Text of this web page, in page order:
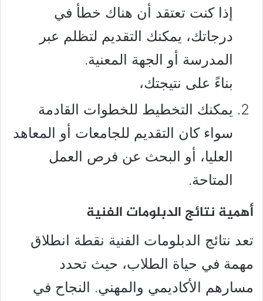
إذا كنت تعتقد أن هناك خطأ في
درجاتك، يمكنك التقديم لتظلم عبر
المدرسة أو الجهة المعنية.
بناءً على نتيجتك،
يمكنك التخطيط للخطوات القادمة
سواء كان التقديم للجامعات أو المعاهد
العليا، أو البحث عن فرص العمل
المتاحة.
أهمية نتائج الدبلومات الفنية
تعد نتائج الدبلومات الفنية نقطة انطلاق
مهمة في حياة الطلاب، حيث تحدد
مسارهم الأكاديمي والمهني. النجاح في